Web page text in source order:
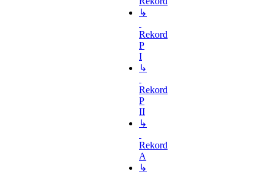
↳
Rekord
P
I
↳
Rekord
P
II
↳
Rekord
A
↳